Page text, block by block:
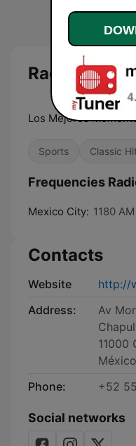
Radio
Los Mejores
Sports Classic
Frequencies
Mexico City: 1180 AM
Contacts
Website
http://
Address:
Av
11000
México
Phone:
+52
Social networks